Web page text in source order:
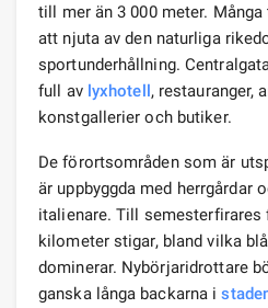
till mer än 3 000 meter.
att njuta av den naturliga
sportunderhållning.
full av lyxhotell, restauranger,
konstgallerier och butiker.
De förortsområden som är
är uppbyggda med herrgårdar
italienare. Till semesterfirares
kilometer stigar, bland vilka
dominerar. Nybörjaridrottare
ganska långa backarna i